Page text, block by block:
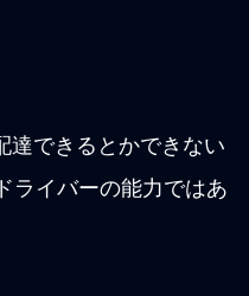
達できるとかできない
ライバーの能力ではあ